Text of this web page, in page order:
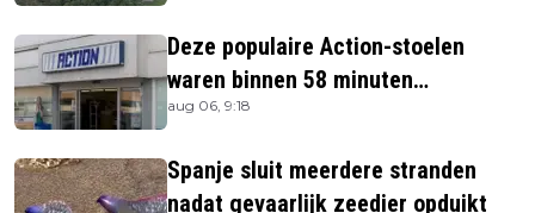
Deze populaire Action-stoelen
waren binnen 58 minuten
uitverkocht zijn vandaag weer te
aug 06, 9:18
Spanje sluit meerdere stranden
nadat gevaarlijk zeedier opduikt